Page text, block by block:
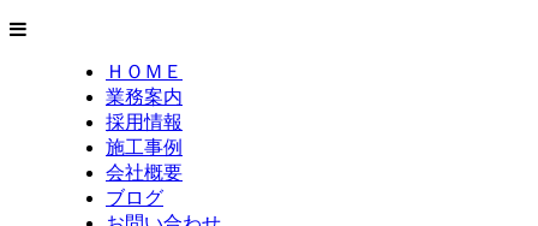
ＨＯＭＥ
業務案内
採用情報
施工事例
会社概要
ブログ